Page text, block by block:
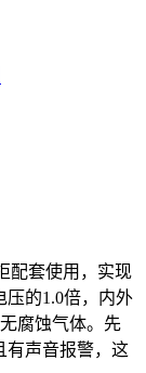
配套使用，实现
压的1.0倍，内外
腐蚀气体。先
有声音报警，这